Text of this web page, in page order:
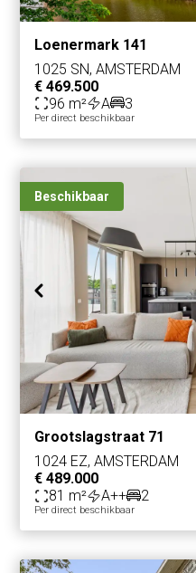
Loenermark 141
1025 SN, AMSTERDAM
€ 469.500
96 m²
A 3
Per direct beschikbaar
Beschikbaar
Grootslagstraat 71
1024 EZ, AMSTERDAM
€ 489.000
81 m²
A++ 2
Per direct beschikbaar